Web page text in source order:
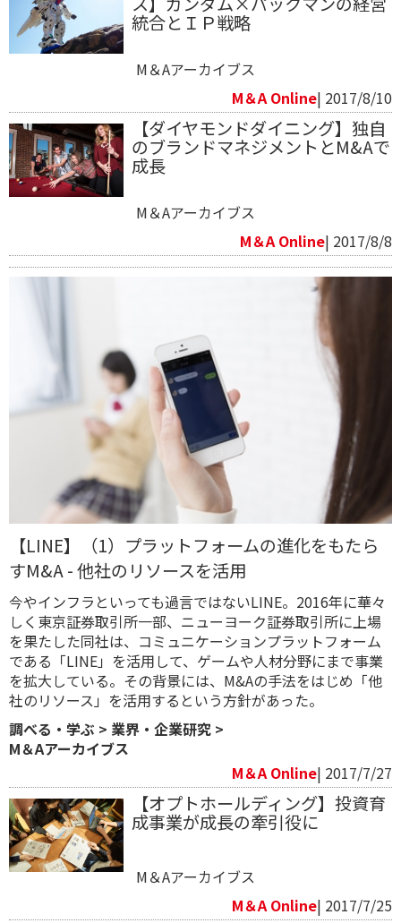
統合とＩＰ戦略
M＆Aアーカイブス
M＆A Online| 2017/8/10
【ダイヤモンドダイニング】独自
のブランドマネジメントとM&Aで
成長
M＆Aアーカイブス
M＆A Online| 2017/8/8
【LINE】（1）プラットフォームの進化をもたら
すM&A - 他社のリソースを活用
今やインフラといっても過言ではないLINE。2016年に華々
しく東京証券取引所一部、ニューヨーク証券取引所に上場
を果たした同社は、コミュニケーションプラットフォーム
である「LINE」を活用して、ゲームや人材分野にまで事業
を拡大している。その背景には、M&Aの手法をはじめ「他
社のリソース」を活用するという方針があった。
調べる・学ぶ > 業界・企業研究 >
M＆Aアーカイブス
M＆A Online| 2017/7/27
【オプトホールディング】投資育
成事業が成長の牽引役に
M＆Aアーカイブス
M＆A Online| 2017/7/25